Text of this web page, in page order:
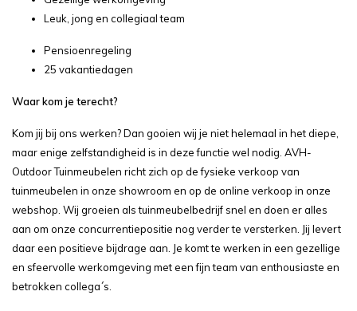
Leuk, jong en collegiaal team
Pensioenregeling
25 vakantiedagen
Waar kom je terecht?
Kom jij bij ons werken? Dan gooien wij je niet helemaal in het diepe,
maar enige zelfstandigheid is in deze functie wel nodig. AVH-
Outdoor Tuinmeubelen richt zich op de fysieke verkoop van
tuinmeubelen in onze showroom en op de online verkoop in onze
webshop. Wij groeien als tuinmeubelbedrijf snel en doen er alles
aan om onze concurrentiepositie nog verder te versterken. Jij levert
daar een positieve bijdrage aan. Je komt te werken in een gezellige
en sfeervolle werkomgeving met een fijn team van enthousiaste en
betrokken collega´s.